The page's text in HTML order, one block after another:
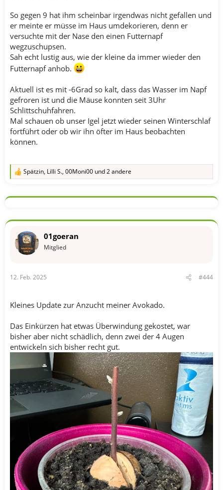
So gegen 9 hat ihm scheinbar irgendwas nicht gefallen und
er meinte er müsse im Haus umdekorieren, denn er
versuchte mit der Nase den einen Futternapf
wegzuschupsen.
Sah echt lustig aus, wie der kleine da immer wieder den
Futternapf anhob.
Aktuell ist es mit -6Grad so kalt, dass das Wasser im Napf
gefroren ist und die Mäuse konnten seit 3Uhr
Schlittschuhfahren.
Mal schauen ob unser Igel jetzt wieder seinen Winterschlaf
fortführt oder ob wir ihn öfter im Haus beobachten
können.
R
k
o
e
n
Spätzin, Lilli S., 00Moni00 und 2 andere
01goeran
Mitglied
12. Feb. 2025 #444
Kleines Update zur Anzucht meiner Avokado.
Das Einkürzen hat etwas Überwindung gekostet, war
bisher aber nicht schädlich, denn zwei der 4 Augen
entwickeln sich bisher recht gut.